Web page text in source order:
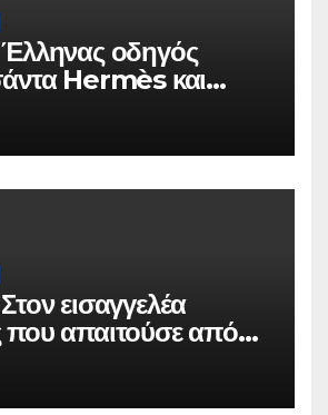
οδηγός
Hermès και
75.000 ευρώ από
εισαγγελέα
απαιτούσε από
80.000 ευρώ για
καταγγελίες σε